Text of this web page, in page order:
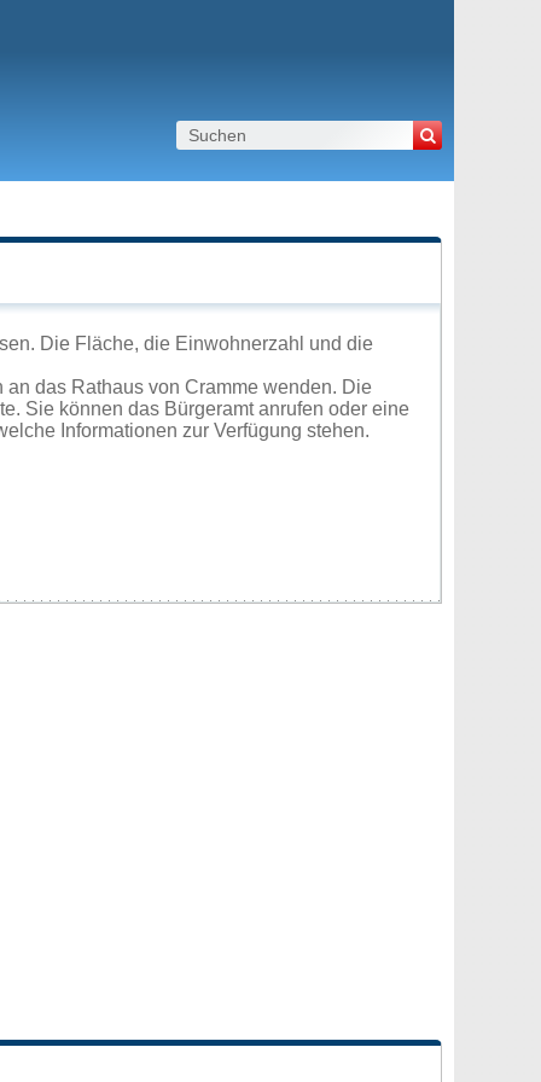
Die Fläche, die Einwohnerzahl und die
das Rathaus von Cramme wenden. Die
Sie können das Bürgeramt anrufen oder eine
Informationen zur Verfügung stehen.